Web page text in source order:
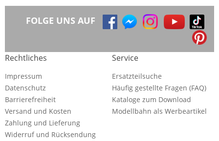
FOLGE UNS AUF
Rechtliches
Impressum
Datenschutz
Barrierefreiheit
Versand und Kosten
Zahlung und Lieferung
Widerruf und Rücksendung
Service
Ersatzteilsuche
Häufig gestellte Fragen (FAQ)
Kataloge zum Download
Modellbahn als Werbeartikel